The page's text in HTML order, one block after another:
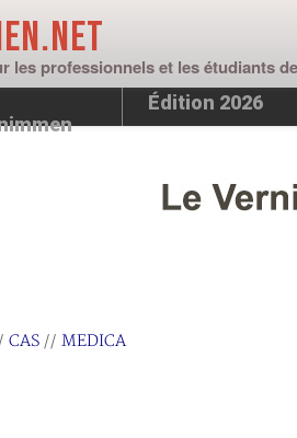
les professionnels et les étudiants
Édition 2026
CAS // MEDICA